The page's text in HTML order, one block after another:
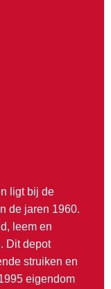
ligt bij de
de jaren 1960.
leem en
Dit depot
struiken en
eigendom